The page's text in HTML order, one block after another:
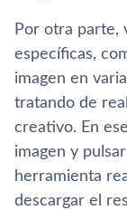
Por otra parte,
específicas,
imagen en
tratando de
creativo. En
imagen y
herramienta
descargar el